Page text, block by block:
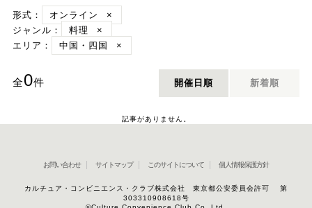
形式：
オンライン
×
ジャンル：
料理
×
エリア：
中国・四国 ×
全0件 開催日順 新着順
記事がありません。
お問い合わせ サイトマップ このサイトについて 個人情報保護方針
カルチュア・コンビニエンス・クラブ株式会社 東京都公安委員会許可 第
303310908618号